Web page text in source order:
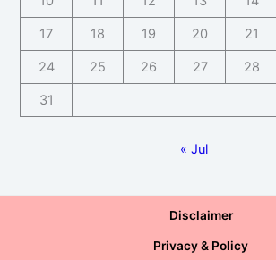
17 18 19 20 21
24 25 26 27 28
31
« Jul
Disclaimer
Privacy & Policy